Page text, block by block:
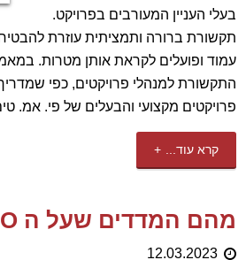
בעלי העניין המעורבים בפרויקט.
תקשורת ברורה ותמציתית עוזרת
עמוד ופועלים לקראת אותן מטרות.
התקשורת למנהלי פרויקטים, כפי שמדריך
פרויקטים מקצועי והבעלים של פי. אמ.
קרא עוד...
מהם המדדים שעל ה PMO למדוד?
12.03.2023